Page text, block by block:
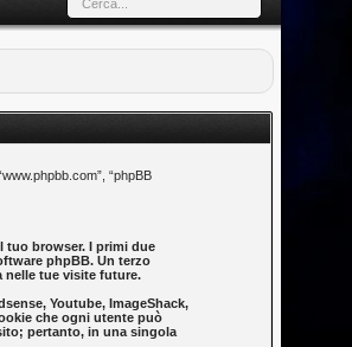
“phpBB
tuo browser. I primi due
phpBB. Un terzo
nelle tue visite future.
Youtube, ImageShack,
che ogni utente può
pertanto, in una singola